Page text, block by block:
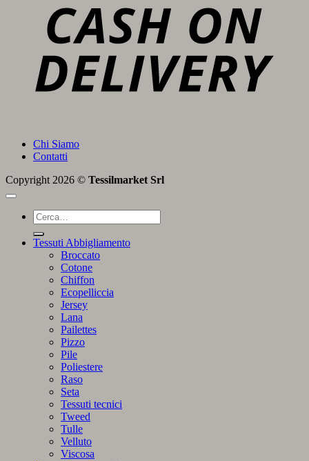
Chi Siamo
Contatti
Copyright 2026 © Tessilmarket Srl
Cerca:
Tessuti Abbigliamento
Broccato
Cotone
Chiffon
Ecopelliccia
Jersey
Lana
Pailettes
Pizzo
Pile
Poliestere
Raso
Seta
Tessuti tecnici
Tweed
Tulle
Velluto
Viscosa